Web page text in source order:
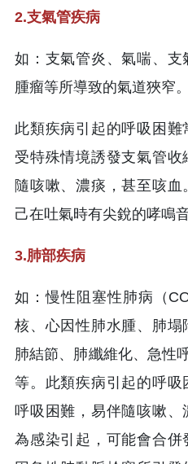
2.支氣管疾病
如：支氣管炎、氣喘、
腫瘤等所導致的氣道狹窄。
此類疾病引起的呼吸困
受特殊情境誘發支氣管
隨咳嗽、濃痰，甚至咳
己在吐氣時有尖銳的哮鳴音
3.肺部疾病
如：慢性阻塞性肺病（
核、心因性肺水腫、肺塌
肺結節、肺纖維化、急性
等。此類疾病引起的呼
呼吸困難，易伴隨咳嗽
為感染引起，可能會合